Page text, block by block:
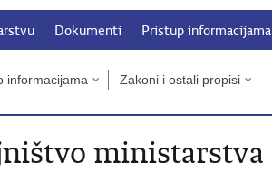
Dokumenti Pristup informacijama
informacijama Zakoni i ostali propisi
ministarstva